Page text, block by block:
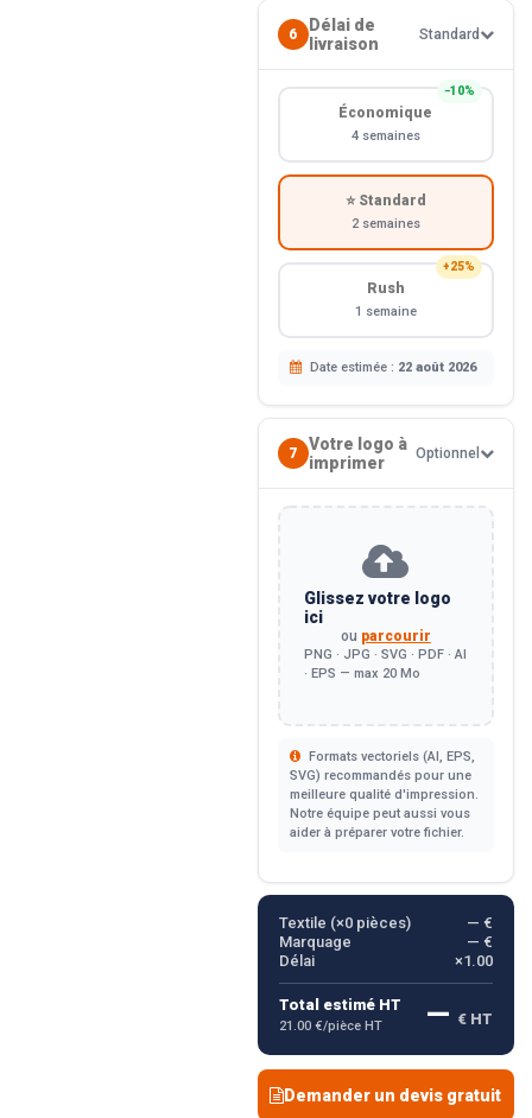
6
Délai de
livraison
Standard
−10%
Économique
4 semaines
⭐ Standard
2 semaines
+25%
Rush
1 semaine
Date estimée : 22 août 2026
7
Votre logo à
imprimer
Optionnel
Glissez votre logo
ici
ou parcourir
PNG · JPG · SVG · PDF · AI
· EPS — max 20 Mo
Formats vectoriels (AI, EPS,
SVG) recommandés pour une
meilleure qualité d'impression.
Notre équipe peut aussi vous
aider à préparer votre fichier.
Textile (×0pièces)
— €
Marquage
— €
Délai
×1.00
Total estimé HT
21.00 €/pièce HT — € HT
Demander un devis gratuit